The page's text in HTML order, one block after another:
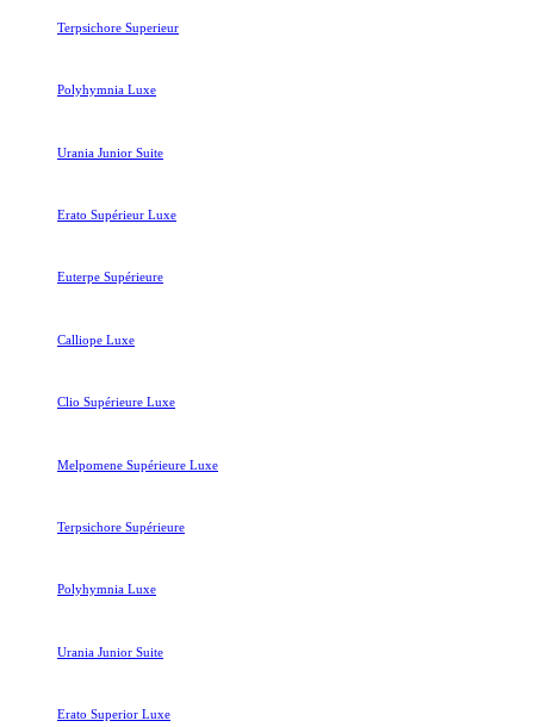
Terpsichore Superieur
Polyhymnia Luxe
Urania Junior Suite
Erato Supérieur Luxe
Euterpe Supérieure
Calliope Luxe
Clio Supérieure Luxe
Melpomene Supérieure Luxe
Terpsichore Supérieure
Polyhymnia Luxe
Urania Junior Suite
Erato Superior Luxe